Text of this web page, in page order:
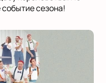
событие сезона!